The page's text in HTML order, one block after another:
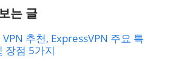
는 글
추천, ExpressVPN 주요 특
장점 5가지